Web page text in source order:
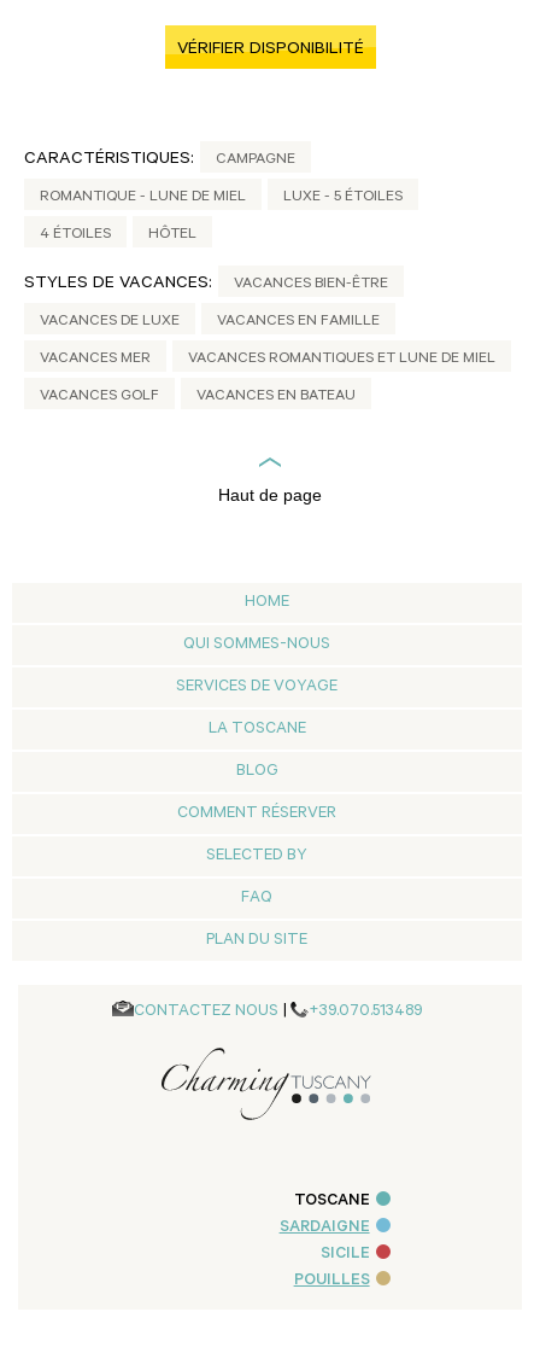
VÉRIFIER DISPONIBILITÉ
CARACTÉRISTIQUES: CAMPAGNE
ROMANTIQUE - LUNE DE MIEL LUXE - 5 ÉTOILES
4 ÉTOILES HÔTEL
STYLES DE VACANCES: VACANCES BIEN-ÊTRE
VACANCES DE LUXE VACANCES EN FAMILLE
VACANCES MER VACANCES ROMANTIQUES ET LUNE DE MIEL
VACANCES GOLF VACANCES EN BATEAU
Haut de page
HOME
QUI SOMMES-NOUS
SERVICES DE VOYAGE
LA TOSCANE
BLOG
COMMENT RÉSERVER
SELECTED BY
FAQ
PLAN DU SITE
CONTACTEZ NOUS | +39.070.513489
TOSCANE
SARDAIGNE
SICILE
POUILLES